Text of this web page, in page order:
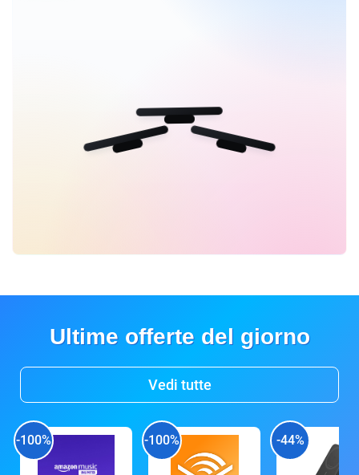
Ultime offerte del giorno
Vedi tutte
-100% -100% -44%